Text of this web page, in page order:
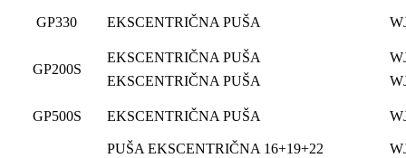
GP330 EKSCENTRIČNA PUŠA
GP200S
EKSCENTRIČNA PUŠA
EKSCENTRIČNA PUŠA
GP500S EKSCENTRIČNA PUŠA
PUŠA EKSCENTRIČNA 16+19+22